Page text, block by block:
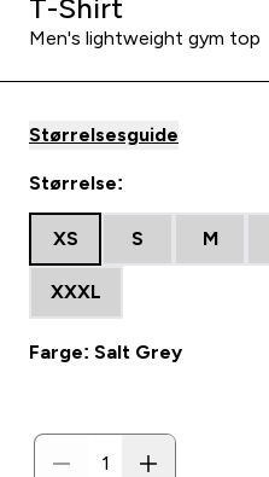
T-Shirt
Men's lightweight gym top
Størrelsesguide
Størrelse:
XS S M
XXXL
Farge: Salt Grey